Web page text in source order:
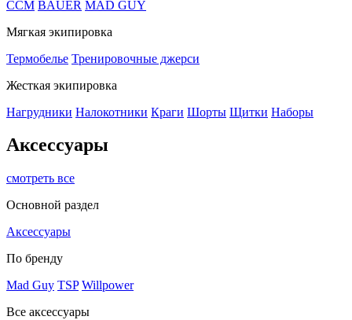
CCM BAUER MAD GUY
Мягкая экипировка
Термобелье Тренировочные джерси
Жесткая экипировка
Нагрудники Налокотники Краги Шорты Щитки Наборы
Аксессуары
смотреть все
Основной раздел
Аксессуары
По бренду
Mad Guy TSP Willpower
Все аксессуары